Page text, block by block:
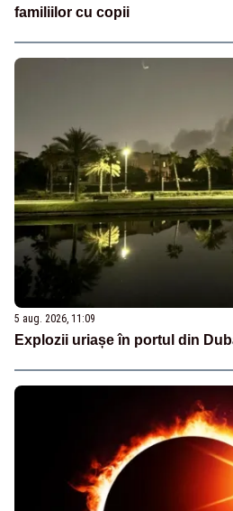
familiilor cu copii
5 aug. 2026, 11:09
Explozii uriașe în portul din